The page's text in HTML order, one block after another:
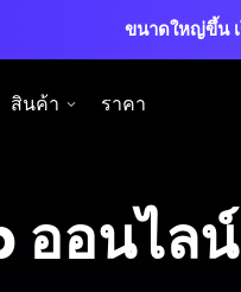
ขนาดใหญ่ขึ้น
สินค้า ราคา
ออนไล